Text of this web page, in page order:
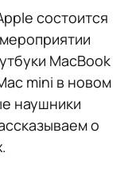
состоится
MacBook
mini в новом
наушники
о